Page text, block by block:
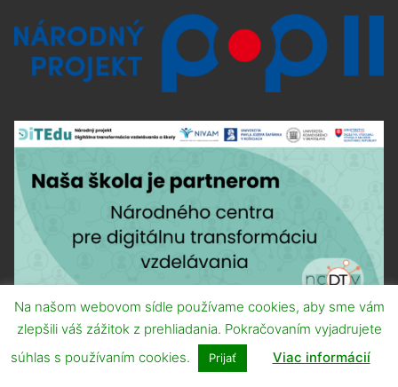
Na našom webovom sídle používame cookies, aby sme vám
zlepšili váš zážitok z prehliadania. Pokračovaním vyjadrujete
súhlas s používaním cookies.
Prijať Viac informácií